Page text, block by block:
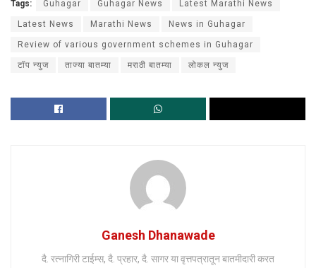
Tags: Guhagar Guhagar News Latest Marathi News
Latest News Marathi News News in Guhagar
Review of various government schemes in Guhagar
टॉप न्युज ताज्या बातम्या मराठी बातम्या लोकल न्युज
Ganesh Dhanawade
दै. रत्नागिरी टाईम्स, दै. प्रहार, दै. सागर या वृत्तपत्रातून बातमीदारी करत